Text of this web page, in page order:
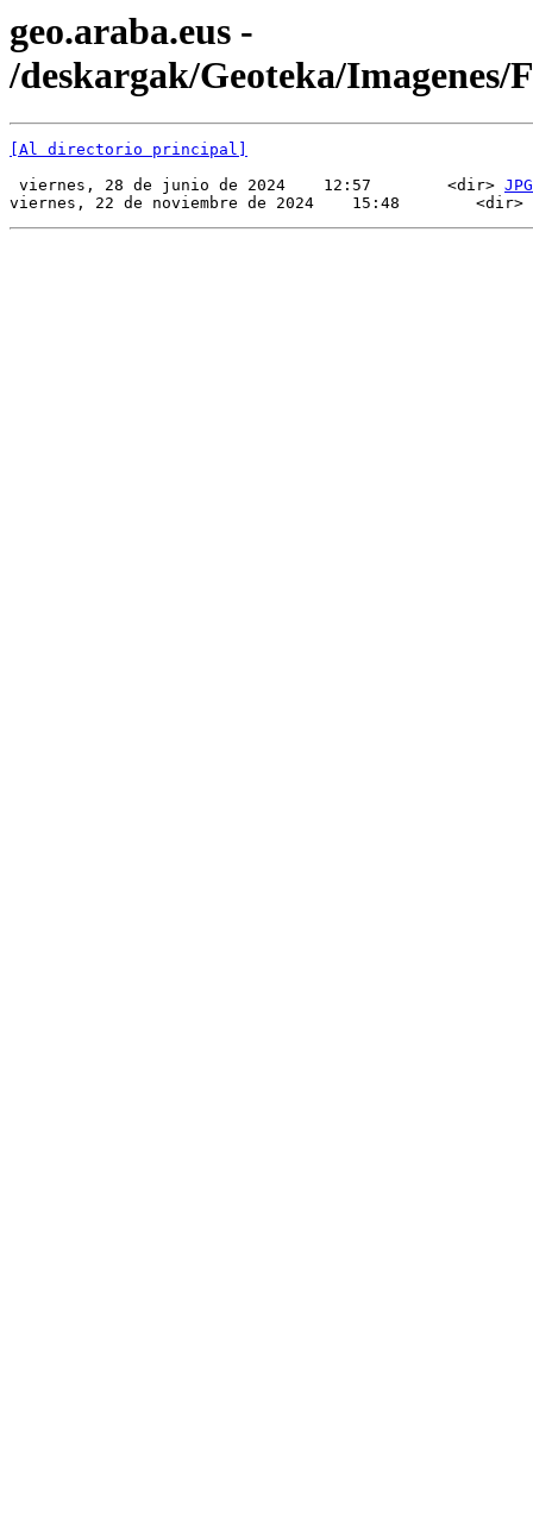
geo.araba.eus -
/deskargak/Geoteka/Imagenes/
[Al directorio principal]
viernes, 28 de junio de 2024    12:57        <dir> JPG
viernes, 22 de noviembre de 2024    15:48        <dir>